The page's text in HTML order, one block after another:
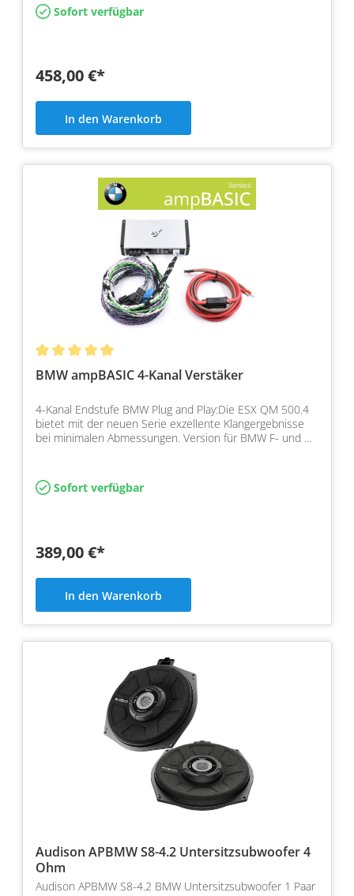
Sofort verfügbar
458,00 €*
In den Warenkorb
BMW ampBASIC 4-Kanal Verstäker
4-Kanal Endstufe BMW Plug and Play:Die ESX QM 500.4
bietet mit der neuen Serie exzellente Klangergebnisse
bei minimalen Abmessungen. Version für BMW F- und G-
Sofort verfügbar
389,00 €*
In den Warenkorb
Audison APBMW S8-4.2 Untersitzsubwoofer 4
Ohm
Audison APBMW S8-4.2 BMW Untersitzsubwoofer 1 Paar